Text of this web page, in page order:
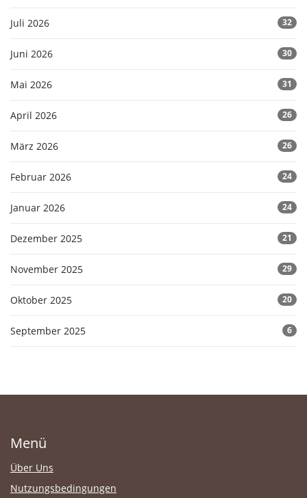
Juli 2026 32
Juni 2026 30
Mai 2026 31
April 2026 26
März 2026 26
Februar 2026 24
Januar 2026 24
Dezember 2025 21
November 2025 29
Oktober 2025 20
September 2025 6
Menü
Über Uns
Nutzungsbedingungen